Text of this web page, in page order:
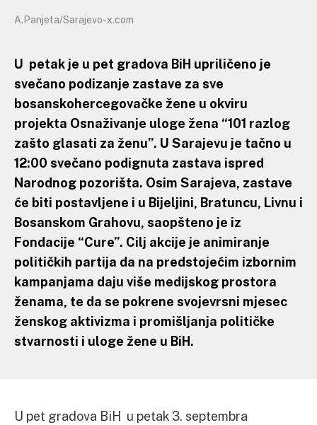
U petak je u pet gradova BiH upriličeno je
svečano podizanje zastave za sve
bosanskohercegovačke žene u okviru
projekta Osnaživanje uloge žena “101 razlog
zašto glasati za ženu”. U Sarajevu je tačno u
12:00 svečano podignuta zastava ispred
Narodnog pozorišta. Osim Sarajeva, zastave
će biti postavljene i u Bijeljini, Bratuncu, Livnu i
Bosanskom Grahovu, saopšteno je iz
Fondacije “Cure”. Cilj akcije je animiranje
političkih partija da na predstojećim izbornim
kampanjama daju više medijskog prostora
ženama, te da se pokrene svojevrsni mjesec
ženskog aktivizma i promišljanja političke
stvarnosti i uloge žene u BiH.
A.Panjeta/Sarajevo-x.com
U pet gradova BiH u petak 3. septembra